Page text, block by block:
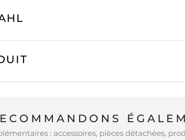
: accessoires, pièces détachées,